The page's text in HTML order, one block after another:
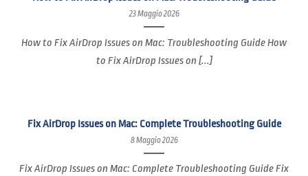
23 Maggio 2026
How to Fix AirDrop Issues on Mac: Troubleshooting Guide How
to Fix AirDrop Issues on [...]
Fix AirDrop Issues on Mac: Complete Troubleshooting Guide
8 Maggio 2026
Fix AirDrop Issues on Mac: Complete Troubleshooting Guide Fix